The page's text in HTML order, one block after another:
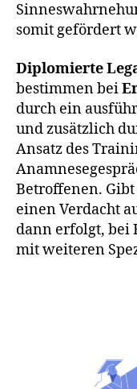
somit gefördert
Diplomierte
bestimmen bei
durch ein
und zusätzlich
Ansatz des
Betroffenen.
einen Verdacht
dann erfolgt, bei
mit weiteren